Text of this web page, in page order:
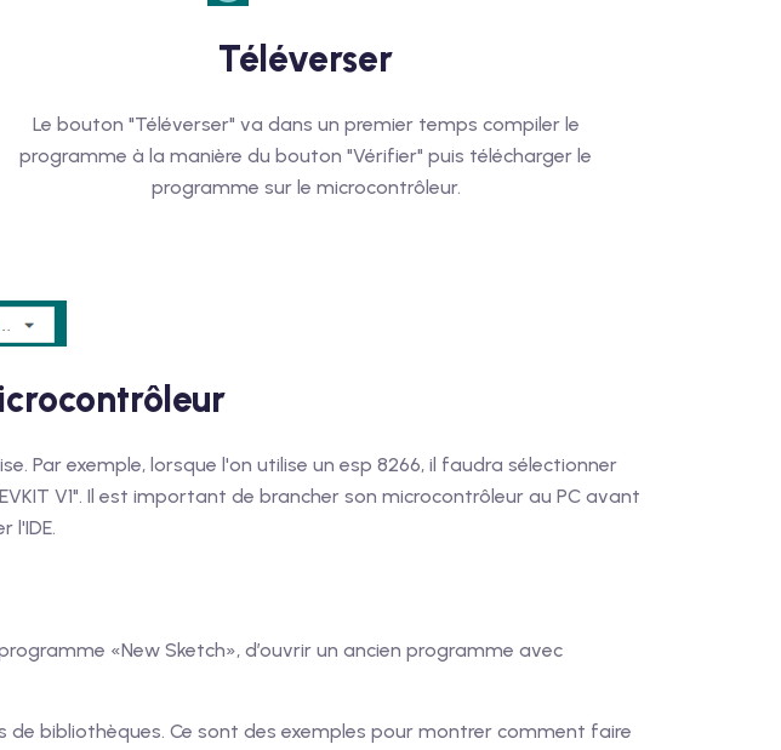
Téléverser
Le bouton "Téléverser" va dans un premier temps compiler le
programme à la manière du bouton "Vérifier" puis télécharger le
programme sur le microcontrôleur.
Par exemple, lorsque l'on utilise un esp 8266, il faudra sélectionner
V1". Il est important de brancher son microcontrôleur au PC avant
l'IDE.
«New Sketch», d’ouvrir un ancien programme avec
de bibliothèques. Ce sont des exemples pour montrer comment faire